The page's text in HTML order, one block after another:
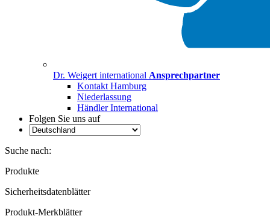
Dr. Weigert international Ansprechpartner
Kontakt Hamburg
Niederlassung
Händler International
Folgen Sie uns auf
Suche nach:
Produkte
Sicherheitsdatenblätter
Produkt-Merkblätter